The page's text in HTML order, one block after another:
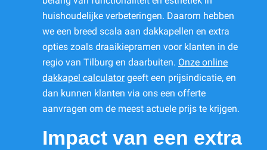
huishoudelijke verbeteringen. Daarom hebben
we een breed scala aan dakkapellen en extra
opties zoals draaikiepramen voor klanten in de
regio van Tilburg en daarbuiten. Onze online
dakkapel calculatorgeeft een prijsindicatie, en
dan kunnen klanten via ons een offerte
aanvragen om de meest actuele prijs te krijgen.
Impact van een extra